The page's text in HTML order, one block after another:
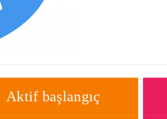
Aktif başlangıç